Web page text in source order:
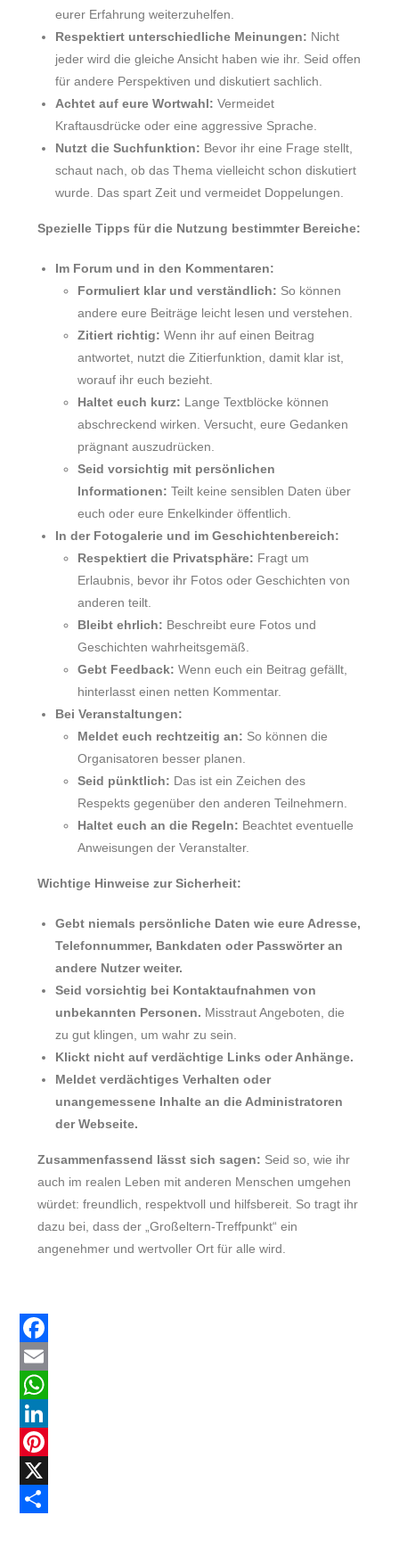
eurer Erfahrung weiterzuhelfen.
Respektiert unterschiedliche Meinungen: Nicht
jeder wird die gleiche Ansicht haben wie ihr. Seid offen
für andere Perspektiven und diskutiert sachlich.
Achtet auf eure Wortwahl: Vermeidet
Kraftausdrücke oder eine aggressive Sprache.
Nutzt die Suchfunktion: Bevor ihr eine Frage stellt,
schaut nach, ob das Thema vielleicht schon diskutiert
wurde. Das spart Zeit und vermeidet Doppelungen.
Spezielle Tipps für die Nutzung bestimmter Bereiche:
Im Forum und in den Kommentaren:
Formuliert klar und verständlich: So können
andere eure Beiträge leicht lesen und verstehen.
Zitiert richtig: Wenn ihr auf einen Beitrag
antwortet, nutzt die Zitierfunktion, damit klar ist,
worauf ihr euch bezieht.
Haltet euch kurz: Lange Textblöcke können
abschreckend wirken. Versucht, eure Gedanken
prägnant auszudrücken.
Seid vorsichtig mit persönlichen
Informationen: Teilt keine sensiblen Daten über
euch oder eure Enkelkinder öffentlich.
In der Fotogalerie und im Geschichtenbereich:
Respektiert die Privatsphäre: Fragt um
Erlaubnis, bevor ihr Fotos oder Geschichten von
anderen teilt.
Bleibt ehrlich: Beschreibt eure Fotos und
Geschichten wahrheitsgemäß.
Gebt Feedback: Wenn euch ein Beitrag gefällt,
hinterlasst einen netten Kommentar.
Bei Veranstaltungen:
Meldet euch rechtzeitig an: So können die
Organisatoren besser planen.
Seid pünktlich: Das ist ein Zeichen des
Respekts gegenüber den anderen Teilnehmern.
Haltet euch an die Regeln: Beachtet eventuelle
Anweisungen der Veranstalter.
Wichtige Hinweise zur Sicherheit:
Gebt niemals persönliche Daten wie eure Adresse,
Telefonnummer, Bankdaten oder Passwörter an
andere Nutzer weiter.
Seid vorsichtig bei Kontaktaufnahmen von
unbekannten Personen. Misstraut Angeboten, die
zu gut klingen, um wahr zu sein.
Klickt nicht auf verdächtige Links oder Anhänge.
Meldet verdächtiges Verhalten oder
unangemessene Inhalte an die Administratoren
der Webseite.
Zusammenfassend lässt sich sagen: Seid so, wie ihr
auch im realen Leben mit anderen Menschen umgehen
würdet: freundlich, respektvoll und hilfsbereit. So tragt ihr
dazu bei, dass der „Großeltern-Treffpunkt“ ein
angenehmer und wertvoller Ort für alle wird.
F
a
c
e
b
o
E
m
a
W
h
a
L
n
P
X